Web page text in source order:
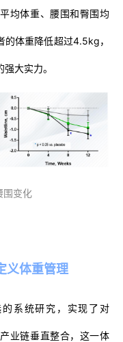
均体重、腰围和臀围均
体重降低超过4.5kg，
大实力。
围变化
义体重管理
系统研究，实现了对
业链垂直整合，这一体